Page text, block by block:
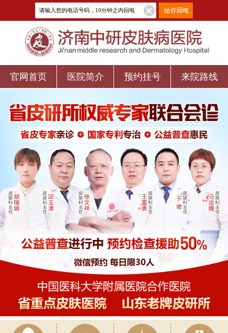
官网首页 医院简介 预约挂号 来院路线